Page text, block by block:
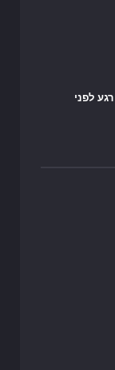
חוות דעת, ביקורות והמלצות באתר opinion רגע לפני